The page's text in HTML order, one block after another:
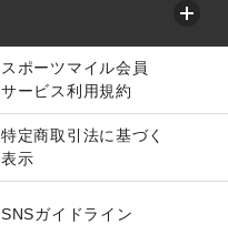
スポーツマイル会員
サービス利用規約
特定商取引法に基づく
表示
SNSガイドライン